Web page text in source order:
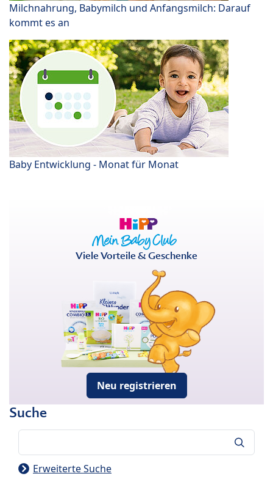
Milchnahrung, Babymilch und Anfangsmilch: Darauf
kommt es an
Baby Entwicklung - Monat für Monat
Viele Vorteile & Geschenke
Neu registrieren
Suche
Erweiterte Suche